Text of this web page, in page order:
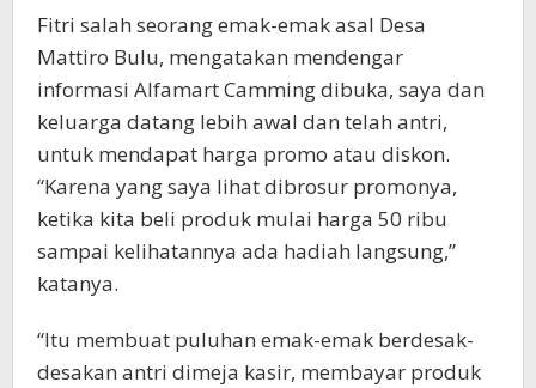
Fitri salah seorang emak-emak asal Desa
Mattiro Bulu, mengatakan mendengar
informasi Alfamart Camming dibuka, saya dan
keluarga datang lebih awal dan telah antri,
untuk mendapat harga promo atau diskon.
“Karena yang saya lihat dibrosur promonya,
ketika kita beli produk mulai harga 50 ribu
sampai kelihatannya ada hadiah langsung,”
katanya.
“Itu membuat puluhan emak-emak berdesak-
desakan antri dimeja kasir, membayar produk